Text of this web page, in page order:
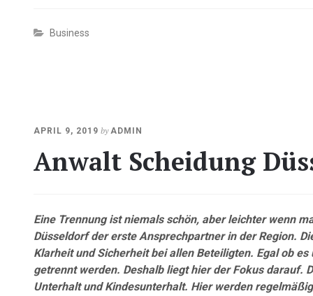
Business
APRIL 9, 2019 OKTOBER
2020
byADMIN
Anwalt Scheidung
Eine Trennung ist niemals schön, aber leichter wenn
Düsseldorf der erste Ansprechpartner in der Region.
Klarheit und Sicherheit bei allen Beteiligten. Egal ob
getrennt werden. Deshalb liegt hier der Fokus darauf.
Unterhalt und Kindesunterhalt. Hier werden